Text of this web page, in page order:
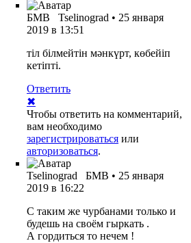
БМВ Tselinograd • 25 января
2019 в 13:51
тіл білмейтін мәнкүрт, көбейіп
кетіпті.
Ответить
✖
Чтобы ответить на комментарий,
вам необходимо
зарегистрироваться или
авторизоваться.
Tselinograd БМВ • 25 января
2019 в 16:22
С таким же чурбанами только и
будешь на своём гыркать .
А гордиться то нечем !